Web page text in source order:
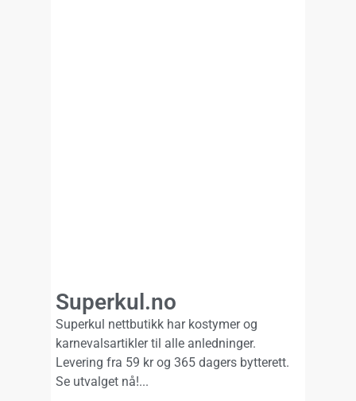
Superkul.no
Superkul nettbutikk har kostymer og
karnevalsartikler til alle anledninger.
Levering fra 59 kr og 365 dagers bytterett.
Se utvalget nå!